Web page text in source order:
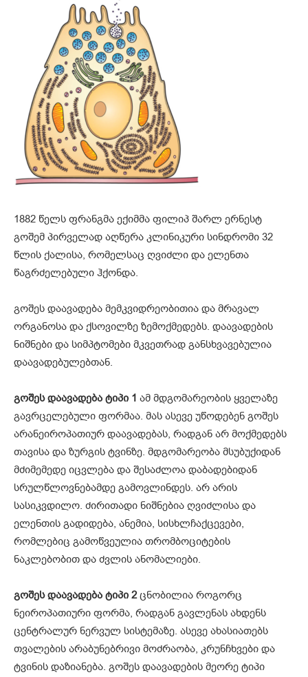
1882 წელს ფრანგმა ექიმმა ფილიპ შარლ ერნესტ
გოშემ პირველად აღწერა კლინიკური სინდრომი 32
წლის ქალისა, რომელსაც ღვიძლი და ელენთა
წაგრძელებული ჰქონდა.
გოშეს დაავადება მემკვიდრეობითია და მრავალ
ორგანოსა და ქსოვილზე ზემოქმედებს. დაავადების
ნიშნები და სიმპტომები მკვეთრად განსხვავებულია
დაავადებულებთან.
გოშეს დაავადება ტიპი 1 ამ მდგომარეობის ყველაზე
გავრცელებული ფორმაა. მას ასევე უწოდებენ გოშეს
არანეიროპათიურ დაავადებას, რადგან არ მოქმედებს
თავისა და ზურგის ტვინზე. მდგომარეობა მსუბუქიდან
მძიმემედე იცვლება და შესაძლოა დაბადებიდან
სრულწლოვნებამდე გამოვლინდეს. არ არის
სასიკვდილო. ძირითადი ნიშნებია ღვიძლისა და
ელენთის გადიდება, ანემია, სისხლჩაქცევები,
რომლებიც გამოწვეულია თრომბოციტების
ნაკლებობით და ძვლის ანომალიები.
გოშეს დაავადება ტიპი 2ცნობილია როგორც
ნეიროპათიური ფორმა, რადგან გავლენას ახდენს
ცენტრალურ ნერვულ სისტემაზე. ასევე ახასიათებს
თვალების არაბუნებრივი მოძრაობა, კრუნჩხვები და
ტვინის დაზიანება. გოშეს დაავადების მეორე ტიპი